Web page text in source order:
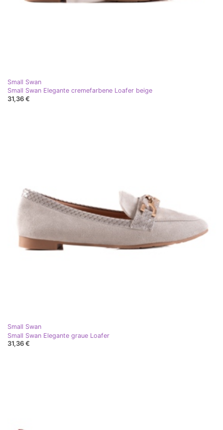
Small Swan
Small Swan Elegante cremefarbene Loafer beige
31,36 €
Small Swan
Small Swan Elegante graue Loafer
31,36 €